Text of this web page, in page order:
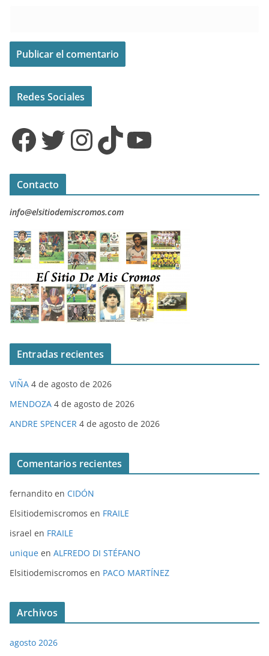
Redes Sociales
Facebook Twitter InstagramTikTok YouTube
Contacto
info@elsitiodemiscromos.com
Entradas recientes
VIÑA 4 de agosto de 2026
MENDOZA 4 de agosto de 2026
ANDRE SPENCER 4 de agosto de 2026
Comentarios recientes
fernandito en CIDÓN
Elsitiodemiscromos en FRAILE
israel en FRAILE
unique en ALFREDO DI STÉFANO
Elsitiodemiscromos en PACO MARTÍNEZ
Archivos
agosto 2026